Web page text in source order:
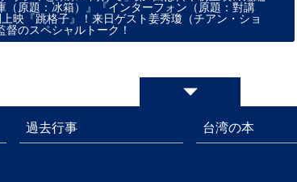
（原題：冰箱）』『インターフォン（原題：對講
映『跳格子』！来日ゲスト姜秀瓊（チアン・ショ
督のスペシャルトーク！
過去行事 台湾の本